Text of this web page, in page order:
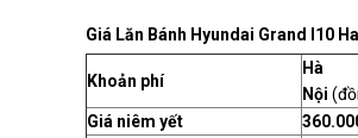
Giá Lăn Bánh Hyundai Grand I10
Khoản phí
Hà
Nội
Giá niêm yết